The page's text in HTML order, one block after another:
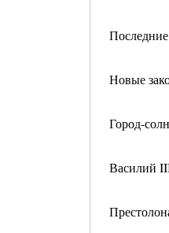
Новые
Город-
Василий